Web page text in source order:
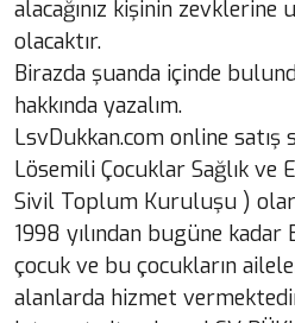
alacağınız kişinin
olacaktır.
Birazda şuanda içinde
hakkında yazalım.
LsvDukkan.com online satış
Lösemili Çocuklar Sağlık ve
Sivil Toplum Kuruluşu )
1998 yılından bugüne kadar
çocuk ve bu çocukların
alanlarda hizmet